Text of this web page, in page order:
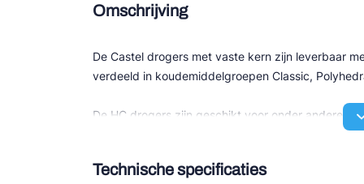
Omschrijving
De Castel drogers met vaste kern zijn leverbaar
verdeeld in koudemiddelgroepen Classic,
De HC drogers zijn geschikt voor onder andere
voor zich. Alle overige zijn geschikt voor HFC/HFO
Het zijn 100% moleculaire zeef blokken. De
Technische specificaties